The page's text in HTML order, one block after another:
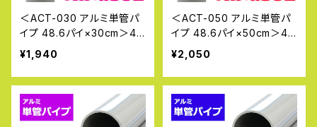
＜ACT-030 アルミ単管パ
イプ 48.6パイ×30cm＞4
8.6Φ 肉厚2〜2.3mm 軽い
アルミ製単管パイプ ガーデ
ン パイプ DIY 園芸棚 果樹
棚 支柱 ガーデニング 家庭
菜園 太陽光発電 クランプ
単管パイプ ジョイント タン
¥1,940
＜ACT-050 アルミ単管パ
イプ 48.6パイ×50cm＞4
8.6Φ 肉厚2〜2.3mm 軽い
アルミ製単管パイプ ガーデ
ン パイプ DIY 園芸棚 果樹
棚 支柱 ガーデニング 家庭
菜園 太陽光発電 クランプ
単管パイプ ジョイント タン
¥2,050